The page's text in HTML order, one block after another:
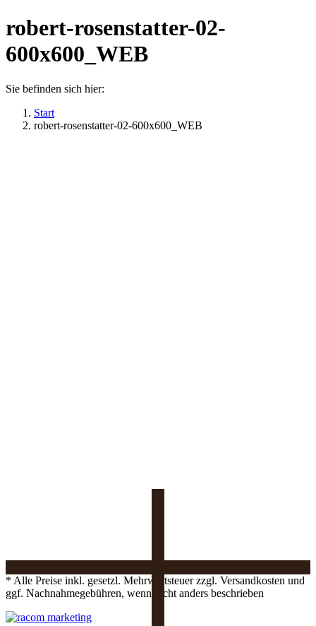
robert-rosenstatter-02-
600x600_WEB
Sie befinden sich hier:
Start
robert-rosenstatter-02-600x600_WEB
* Alle Preise inkl. gesetzl. Mehrwertsteuer zzgl. Versandkosten und
ggf. Nachnahmegebühren, wenn nicht anders beschrieben